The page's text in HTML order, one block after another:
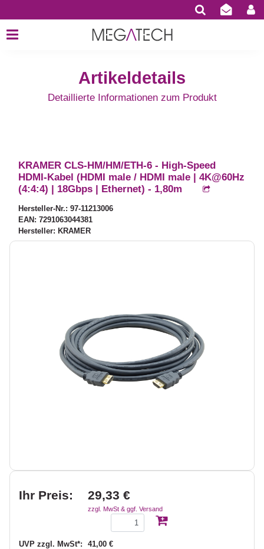
Artikeldetails
Detaillierte Informationen zum Produkt
KRAMER CLS-HM/HM/ETH-6 - High-Speed
HDMI-Kabel (HDMI male / HDMI male | 4K@60Hz
(4:4:4) | 18Gbps | Ethernet) - 1,80m
Hersteller-Nr.: 97-11213006
EAN: 7291063044381
Hersteller: KRAMER
Ihr Preis: 29,33 €
zzgl. MwSt & ggf. Versand
UVP zzgl. MwSt*:
41,00 €